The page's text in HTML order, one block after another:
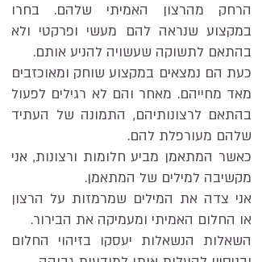
הרחק מהרצון האמיתי שלהם. בחרו
במקצוע שנראה להם מעשי ופרקטי ולא
בהתאם לתשוקה שעשויה להניע אותם.
כעת הם נמצאים במקצוע שוחק ומאוכזבים
מאד מחייהם. מאחר והם לא רגילים לפעול
בהתאם לרצונותיהם, התמונה של העתיד
שלהם מעורפלת להם.
כאשר המתאמן מביע חלומות ורצונות, אני
מקשיבה למילים של המתאמן.
אני צדה את המילים שמרמזות על הרצון
או החלום האמיתי ומעמיקה את הבירור.
השאלות הנשאלות יעסקו בזיהוי החלום